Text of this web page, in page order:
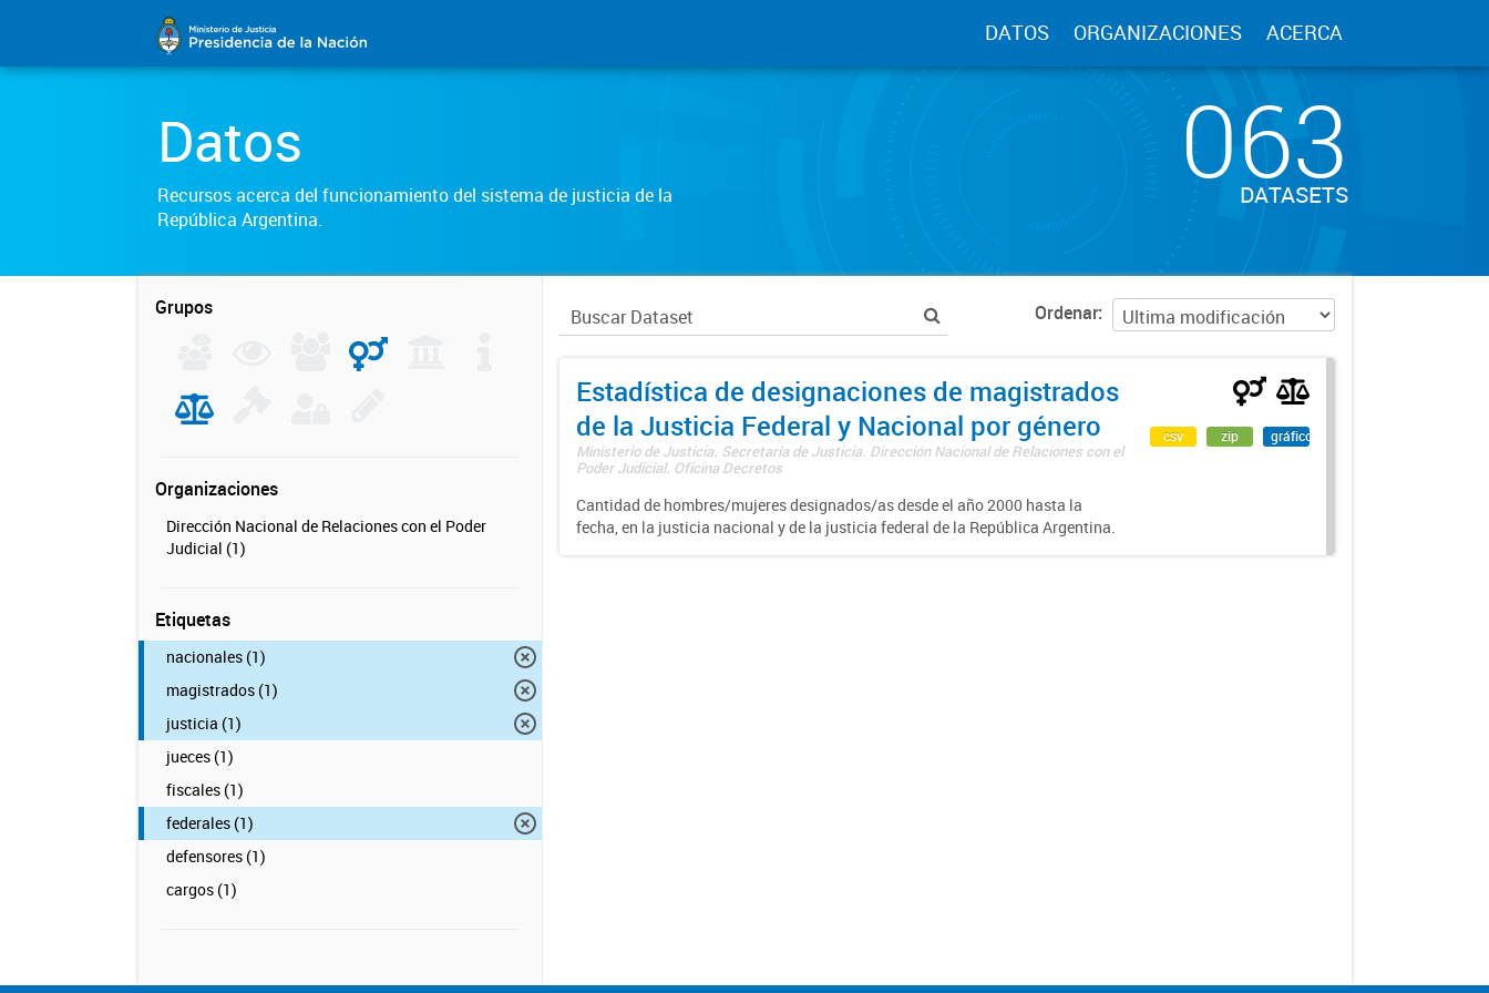
DATOS ORGANIZACIONES ACERCA
Datos
Recursos acerca del funcionamiento del sistema de justicia de la
República Argentina.
063
DATASETS
Grupos
Organizaciones
Dirección Nacional de Relaciones con el Poder
Judicial (1)
Etiquetas
nacionales (1)
magistrados (1)
justicia (1)
jueces (1)
fiscales (1)
federales (1)
defensores (1)
cargos (1)
Ordenar
Estadística de designaciones de magistrados
de la Justicia Federal y Nacional por género
Ministerio de Justicia. Secretaría de Justicia. Dirección Nacional de Relaciones con el
Poder Judicial. Oficina Decretos
Cantidad de hombres/mujeres designados/as desde el año 2000 hasta la
fecha, en la justicia nacional y de la justicia federal de la República Argentina.
csv zip gráfico